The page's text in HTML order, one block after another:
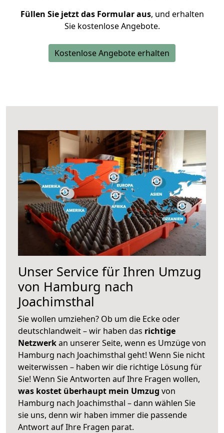
Füllen Sie jetzt das Formular aus, und erhalten
Sie kostenlose Angebote.
Kostenlose Angebote erhalten
Unser Service für Ihren Umzug
von Hamburg nach
Joachimsthal
Sie wollen umziehen? Ob um die Ecke oder
deutschlandweit – wir haben das richtige
Netzwerkan unserer Seite, wenn es Umzüge von
Hamburg nach Joachimsthal geht! Wenn Sie nicht
weiterwissen – haben wir die richtige Lösung für
Sie! Wenn Sie Antworten auf Ihre Fragen wollen,
was kostet überhaupt mein Umzug von
Hamburg nach Joachimsthal – dann wählen Sie
sie uns, denn wir haben immer die passende
Antwort auf Ihre Fragen parat.